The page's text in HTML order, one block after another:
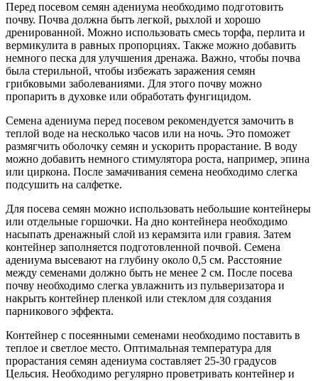
Перед посевом семян адениума необходимо подготовить
почву. Почва должна быть легкой, рыхлой и хорошо
дренированной. Можно использовать смесь торфа, перлита и
вермикулита в равных пропорциях. Также можно добавить
немного песка для улучшения дренажа. Важно, чтобы почва
была стерильной, чтобы избежать заражения семян
грибковыми заболеваниями. Для этого почву можно
пропарить в духовке или обработать фунгицидом.
Семена адениума перед посевом рекомендуется замочить в
теплой воде на несколько часов или на ночь. Это поможет
размягчить оболочку семян и ускорить прорастание. В воду
можно добавить немного стимулятора роста, например, эпина
или циркона. После замачивания семена необходимо слегка
подсушить на салфетке.
Для посева семян можно использовать небольшие контейнеры
или отдельные горшочки. На дно контейнера необходимо
насыпать дренажный слой из керамзита или гравия. Затем
контейнер заполняется подготовленной почвой. Семена
адениума высевают на глубину около 0,5 см. Расстояние
между семенами должно быть не менее 2 см. После посева
почву необходимо слегка увлажнить из пульверизатора и
накрыть контейнер пленкой или стеклом для создания
парникового эффекта.
Контейнер с посеянными семенами необходимо поставить в
теплое и светлое место. Оптимальная температура для
прорастания семян адениума составляет 25-30 градусов
Цельсия. Необходимо регулярно проветривать контейнер и